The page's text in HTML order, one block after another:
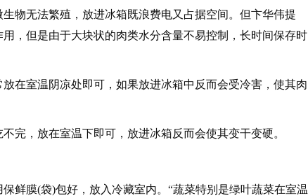
物无法繁殖，放进冰箱既浪费电又占据空间。但卞华伟提
，但是由于大块状的肉类水分含量不易控制，长时间保存时
室温阴凉处即可，如果放进冰箱中反而会受冷害，使其肉
，放在室温下即可，放进冰箱反而会使其变干变硬。
膜(袋)包好，放入冷藏室内。“蔬菜特别是绿叶蔬菜在室温